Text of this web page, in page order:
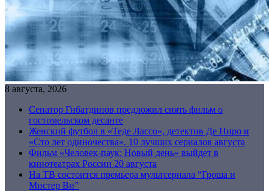
8 августа, 2026
Сенатор Гибатдинов предложил снять фильм о
гостомельском десанте
Женский футбол в «Теде Лассо», детектив Де Ниро и
«Сто лет одиночества». 10 лучших сериалов августа
Фильм «Человек-паук: Новый день» выйдет в
кинотеатрах России 20 августа
На ТВ состоится премьера мультсериала “Гроша и
Мистер Ви”